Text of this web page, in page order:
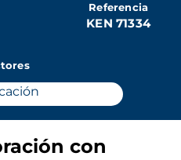
Referencia
KEN 71334
con